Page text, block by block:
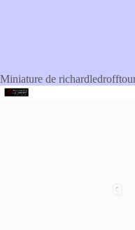
Miniature de